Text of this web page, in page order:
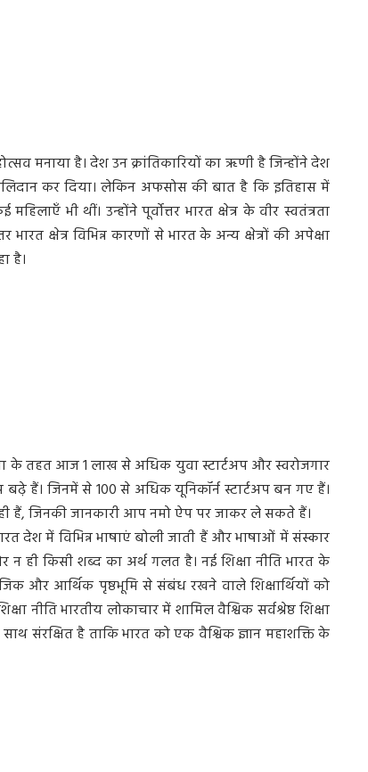
मनाया है। देश उन क्रांतिकारियों का ऋणी है जिन्होंने देश
कर दिया। लेकिन अफसोस की बात है कि इतिहास में
भी थीं। उन्होंने पूर्वोत्तर भारत क्षेत्र के वीर स्वतंत्रता
भारत क्षेत्र विभिन्न कारणों से भारत के अन्य क्षेत्रों की अपेक्षा
है।
के तहत आज 1 लाख से अधिक युवा स्टार्टअप और स्वरोजगार
हैं। जिनमें से 100 से अधिक यूनिकॉर्न स्टार्टअप बन गए हैं।
हैं, जिनकी जानकारी आप नमो ऐप पर जाकर ले सकते हैं।
देश में विभिन्न भाषाएं बोली जाती हैं और भाषाओं में संस्कार
न ही किसी शब्द का अर्थ गलत है। नई शिक्षा नीति भारत के
और आर्थिक पृष्ठभूमि से संबंध रखने वाले शिक्षार्थियों को
नीति भारतीय लोकाचार में शामिल वैश्विक सर्वश्रेष्ठ शिक्षा
संरक्षित है ताकि भारत को एक वैश्विक ज्ञान महाशक्ति के